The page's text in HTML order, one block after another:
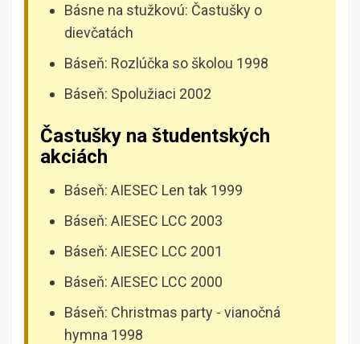
Básne na stužkovú: Častušky o
dievčatách
Báseň: Rozlúčka so školou 1998
Báseň: Spolužiaci 2002
Častušky na študentských
akciách
Báseň: AIESEC Len tak 1999
Báseň: AIESEC LCC 2003
Báseň: AIESEC LCC 2001
Báseň: AIESEC LCC 2000
Báseň: Christmas party - vianočná
hymna 1998